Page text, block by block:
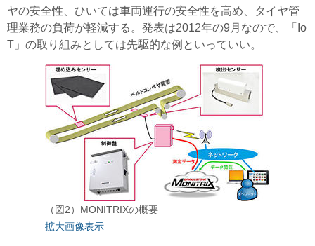
ヤの安全性、ひいては車両運行の安全性を高め、タイヤ管
理業務の負荷が軽減する。発表は2012年の9月なので、「Io
T」の取り組みとしては先駆的な例といっていい。
（図2）MONITRIXの概要
拡大画像表示